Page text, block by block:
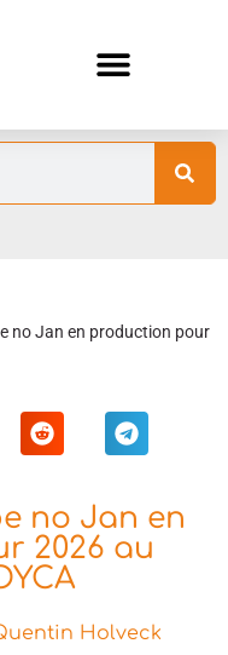
no Jan en production pour
no Jan en
2026 au
Holveck